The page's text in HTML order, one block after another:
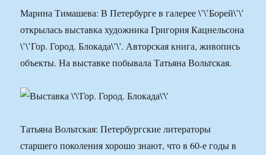
Марина Тимашева: В Петербурге в галерее \’\’Борей\’\’
открылась выставка художника Григория Кацнельсона
\’\’Гор. Город. Блокада\’\’. Авторская книга, живопись
объекты. На выставке побывала Татьяна Вольтская.
Татьяна Вольтская: Петербургские литераторы
старшего поколения хорошо знают, что в 60-е годы в